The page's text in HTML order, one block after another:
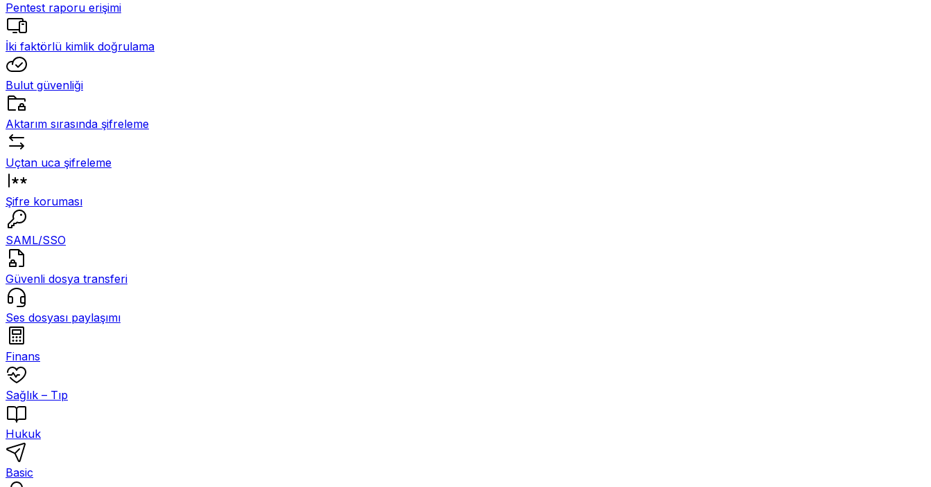
Pentest raporu erişimi
İki faktörlü kimlik doğrulama
Bulut güvenliği
Aktarım sırasında şifreleme
Uçtan uca şifreleme
Şifre koruması
SAML/SSO
Güvenli dosya transferi
Ses dosyası paylaşımı
Finans
Sağlık – Tıp
Hukuk
Basic